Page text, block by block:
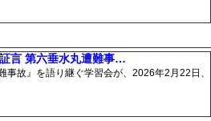
言 第六垂水丸遭難事…
故』を語り継ぐ学習会が、2026年2月22日、